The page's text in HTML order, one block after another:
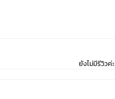
ยังไม่มีรีวิวค่ะ